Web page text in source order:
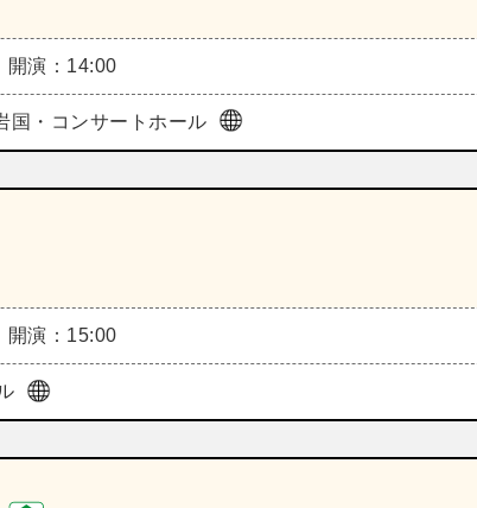
開演：14:00
国・コンサートホール
開演：15:00